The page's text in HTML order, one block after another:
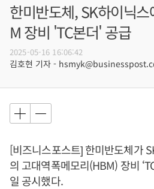
한미반도체, SK하이닉
M 장비 'TC본더' 공급
2025-05-16 16:06:42
김호현 기자 -
[비즈니스포스트] 한미반도체가
의 고대역폭메모리(HBM) 장비
일 공시했다.